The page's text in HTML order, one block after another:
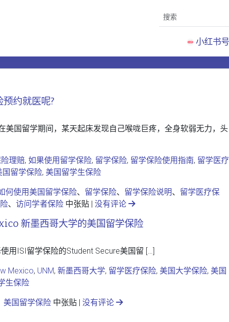
小红书
约就医呢?
美国留学期间，某天起床发现自己喉咙巨疼，全身软弱无力，头
理赔, 如果使用留学保险, 留学保险, 留学保险使用指南, 留学医疗
国留学保险, 美国留学生保险
何使用美国留学保险、 留学保险、 留学保险说明、 留学医疗保
、 访问学者保险 中张贴 | 没有评论
新墨西哥大学的美国留学保险
用ISI留学保险的Student Secure美国留 […]
Mexico, UNM, 新墨西哥大学, 留学医疗保险, 美国大学保险, 美国
生保险
美国留学保险 中张贴 | 没有评论